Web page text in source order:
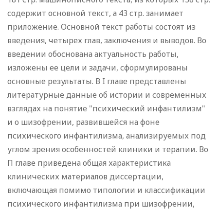
содержит основной текст, а 43 стр. занимает
приложение. Основной текст работы состоят из
введения, четырех глав, заключения и выводов. Во
введении обоснована актуальность работы,
изложены ее цели и задачи, сформулированы
основные результаты. В I главе представлены
литературные данные об истории и современных
взглядах на понятие "психический инфантилизм"
и о шизофрении, развившейся на фоне
психического инфантилизма, анализируемых под
углом зрения особенностей клиники и терапии. Во
П главе приведена общая характеристика
клинических материалов диссертации,
включающая помимо типологии и классификации
психического инфантилизма при шизофрении,